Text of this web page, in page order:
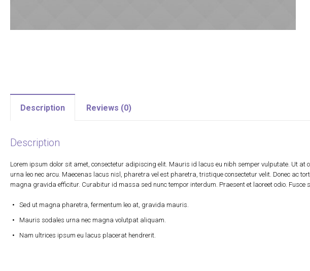
Description Reviews (0)
Description
Lorem ipsum dolor sit amet, consectetur adipiscing elit. Mauris id lacus eu nibh semper vulputate. Ut
urna leo nec arcu. Maecenas lacus nisl, pharetra vel est pharetra, tristique consectetur velit. Donec
magna gravida efficitur. Curabitur id massa sed nunc tempor interdum. Praesent et laoreet odio. Fusce
Sed ut magna pharetra, fermentum leo at, gravida mauris.
Mauris sodales urna nec magna volutpat aliquam.
Nam ultrices ipsum eu lacus placerat hendrerit.